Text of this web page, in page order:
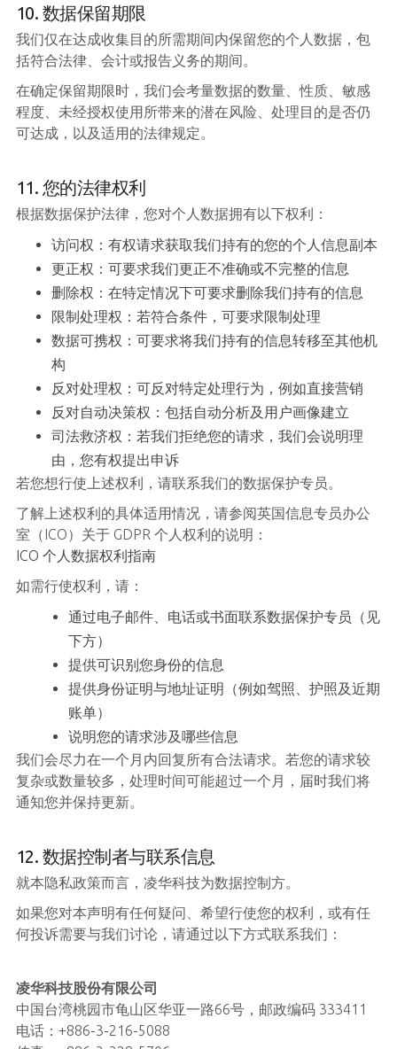
10. 数据保留期限
我们仅在达成收集目的所需期间内保留您的个人数据，包
括符合法律、会计或报告义务的期间。
在确定保留期限时，我们会考量数据的数量、性质、敏感
程度、未经授权使用所带来的潜在风险、处理目的是否仍
可达成，以及适用的法律规定。
11. 您的法律权利
根据数据保护法律，您对个人数据拥有以下权利：
访问权：有权请求获取我们持有的您的个人信息副本
更正权：可要求我们更正不准确或不完整的信息
删除权：在特定情况下可要求删除我们持有的信息
限制处理权：若符合条件，可要求限制处理
数据可携权：可要求将我们持有的信息转移至其他机
构
反对处理权：可反对特定处理行为，例如直接营销
反对自动决策权：包括自动分析及用户画像建立
司法救济权：若我们拒绝您的请求，我们会说明理
由，您有权提出申诉
若您想行使上述权利，请联系我们的数据保护专员。
了解上述权利的具体适用情况，请参阅英国信息专员办公
室（ICO）关于 GDPR 个人权利的说明：
ICO 个人数据权利指南
如需行使权利，请：
通过电子邮件、电话或书面联系数据保护专员（见
下方）
提供可识别您身份的信息
提供身份证明与地址证明（例如驾照、护照及近期
账单）
说明您的请求涉及哪些信息
我们会尽力在一个月内回复所有合法请求。若您的请求较
复杂或数量较多，处理时间可能超过一个月，届时我们将
通知您并保持更新。
12. 数据控制者与联系信息
就本隐私政策而言，凌华科技为数据控制方。
如果您对本声明有任何疑问、希望行使您的权利，或有任
何投诉需要与我们讨论，请通过以下方式联系我们：
凌华科技股份有限公司
中国台湾桃园市龟山区华亚一路66号，邮政编码 333411
电话：+886-3-216-5088